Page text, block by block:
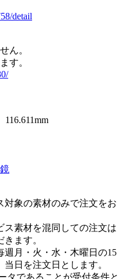
detail
ん。
す。
116.611mm
対象の素材のみで注文をお
ス素材を混同しての注文は
ます。
週月・火・水・木曜日の15
日を注文日とします。